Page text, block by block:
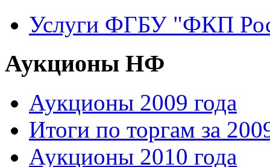
Услуги ФГБУ "ФКП
Аукционы НФ
Аукционы 2009 года
Итоги по торгам за
Аукционы 2010 года